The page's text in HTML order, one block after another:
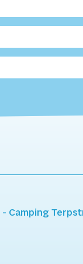
- Camping